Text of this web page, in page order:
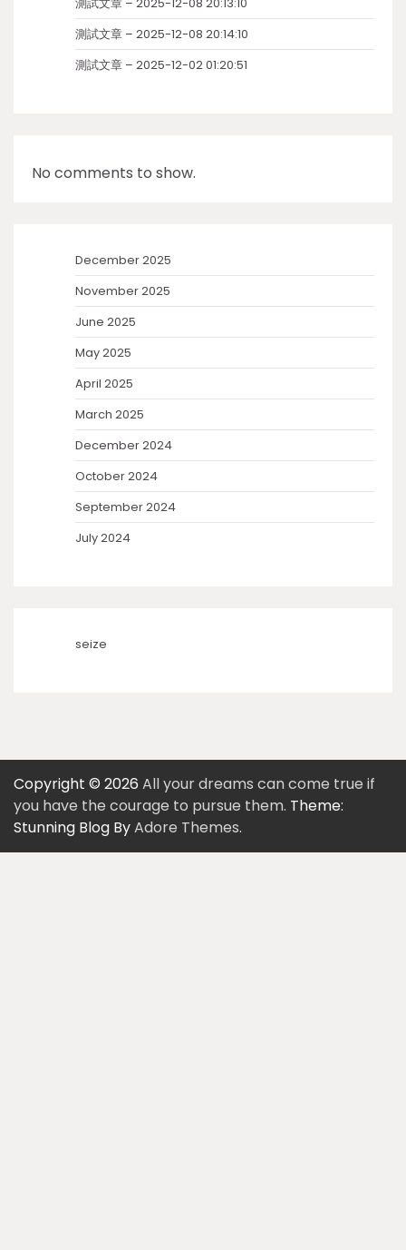
測試文章 – 2025-12-08 20:14:10
測試文章 – 2025-12-02 01:20:51
No comments to show.
December 2025
November 2025
June 2025
May 2025
April 2025
March 2025
December 2024
October 2024
September 2024
July 2024
seize
Copyright © 2026 All your dreams can come true if
you have the courage to pursue them. Theme:
Stunning Blog ByAdore Themes.